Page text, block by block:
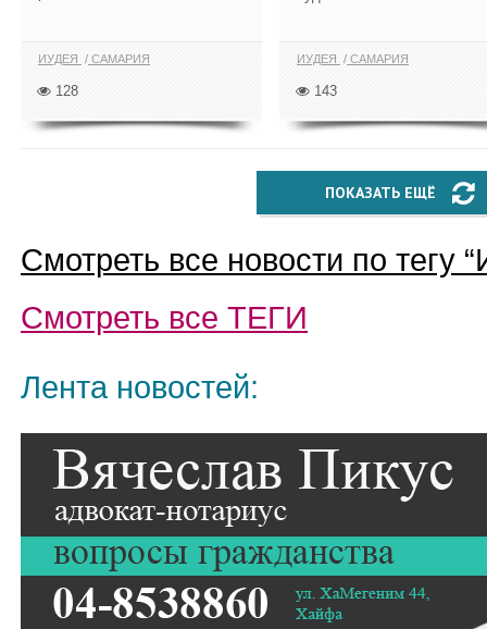
ИУДЕЯ САМАРИЯ
128
ИУДЕЯ САМАРИЯ
143
ПОКАЗАТЬ ЕЩЁ
Смотреть все новости по тегу “
Смотреть все ТЕГИ
Лента новостей: